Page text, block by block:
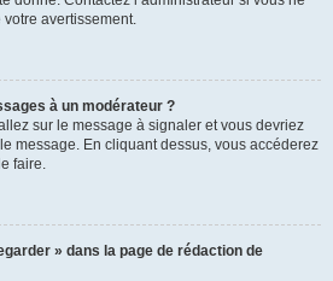
avertissement.
à un modérateur ?
sur le message à signaler et vous devriez
message. En cliquant dessus, vous accéderez
faire.
» dans la page de rédaction de